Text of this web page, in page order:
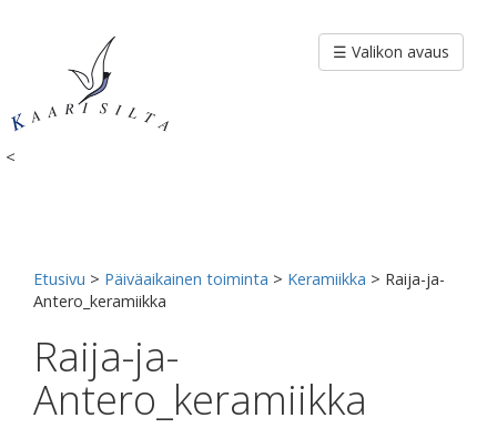
<
☰ Valikon avaus
Etusivu > Päiväaikainen toiminta > Keramiikka > Raija-ja-
Antero_keramiikka
Raija-ja-
Antero_keramiikka